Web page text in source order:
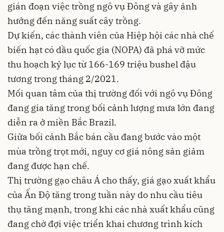
gián đoạn việc trồng ngô vụ Đông và gây ảnh
hưởng đến năng suất cây trồng.
Dự kiến, các thành viên của Hiệp hội các nhà chế
biến hạt có dầu quốc gia (NOPA) đã phá vỡ mức
thu hoạch kỷ lục từ 166-169 triệu bushel đậu
tương trong tháng 2/2021.
Mối quan tâm của thị trường đối với ngô vụ Đông
đang gia tăng trong bối cảnh lượng mưa lớn đang
diễn ra ở miền Bắc Brazil.
Giữa bối cảnh Bắc bán cầu đang bước vào một
mùa trồng trọt mới, nguy cơ giá nông sản giảm
đang được hạn chế.
Thị trường gạo châu Á cho thấy, giá gạo xuất khẩu
của Ấn Độ tăng trong tuần này do nhu cầu tiêu
thụ tăng mạnh, trong khi các nhà xuất khẩu cũng
đang chờ đợi việc triển khai chương trình kích